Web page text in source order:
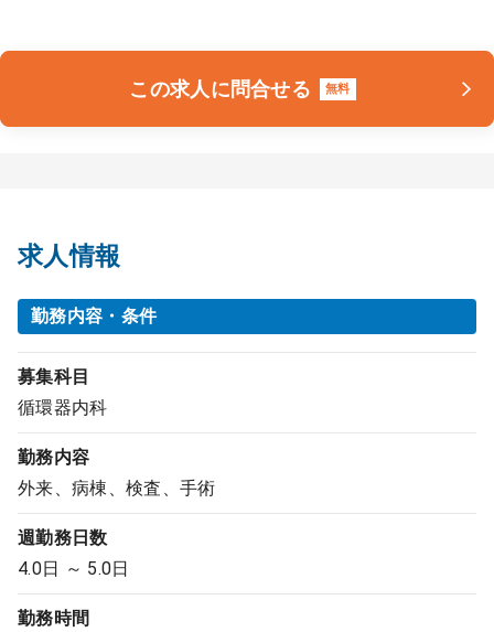
この求人に問合せる 無料
求人情報
勤務内容・条件
募集科目
循環器内科
勤務内容
外来、病棟、検査、手術
週勤務日数
4.0日 ～ 5.0日
勤務時間